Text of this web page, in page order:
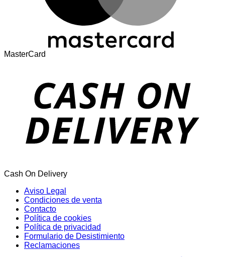
MasterCard
Cash On Delivery
Aviso Legal
Condiciones de venta
Contacto
Política de cookies
Política de privacidad
Formulario de Desistimiento
Reclamaciones